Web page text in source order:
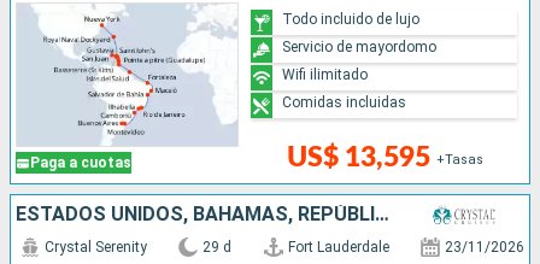
Paga a cuotas US$ 13,595 +Tasas
Todo incluido de lujo
Servicio de mayordomo
Wifi ilimitado
Comidas incluidas
ESTADOS UNIDOS, BAHAMAS, REPÚBLICA DOMINICANA, PUERTO RICO, ARUBA, COLOMBIA, PANAMÁ, COSTA RICA, SALVADOR, MÉXICO
Crystal Serenity 29 d Fort Lauderdale 23/11/2026